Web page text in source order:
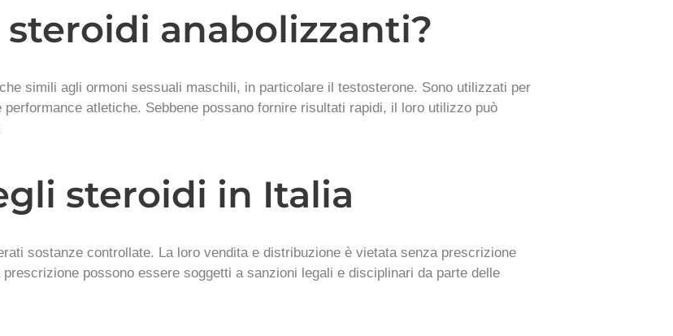
steroidi anabolizzanti?
simili agli ormoni sessuali maschili, in particolare il testosterone. Sono utilizzati per
atletiche. Sebbene possano fornire risultati rapidi, il loro utilizzo può
steroidi in Italia
sostanze controllate. La loro vendita e distribuzione è vietata senza prescrizione
possono essere soggetti a sanzioni legali e disciplinari da parte delle